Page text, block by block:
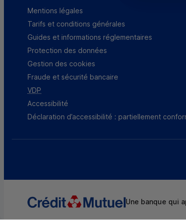
Mentions légales
Tarifs et conditions générales
Guides et informations réglementaires
Protection des données
Gestion des cookies
Fraude et sécurité bancaire
VDP
Accessibilité
Déclaration d’accessibilité : partiellement
Une banque qui